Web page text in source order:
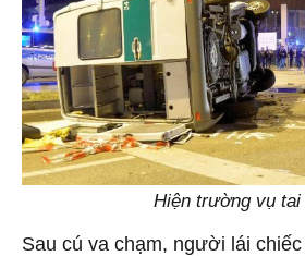
Hiện trường vụ tai
Sau cú va chạm, người lái